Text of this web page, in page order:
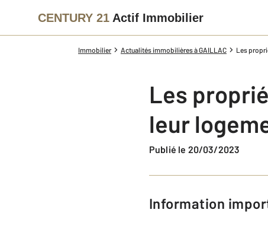
CENTURY 21 Actif Immobilier
Immobilier Actualités immobilières à GAILLAC Les
Les
leur
Publié le 20/03/2023
Information